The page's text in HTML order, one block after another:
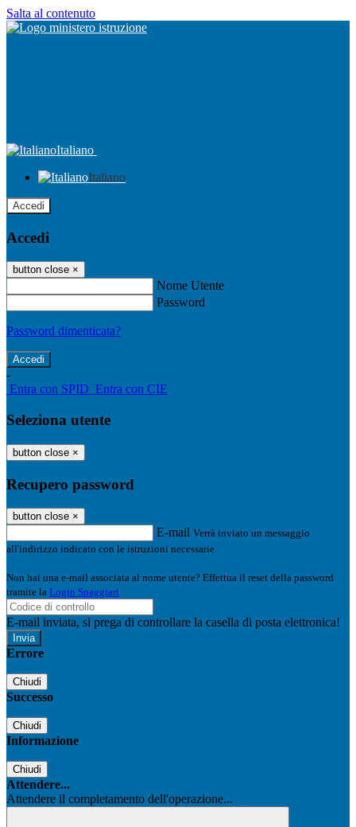
Salta al contenuto
Italiano
Italiano
Accedi
Accedi
button close ×
Nome Utente
Password
Password dimenticata?
-
Entra con SPID Entra con CIE
Seleziona utente
button close ×
Recupero password
button close ×
E-mail Verrà inviato un messaggio
all'indirizzo indicato con le istruzioni necessarie.
Non hai una e-mail associata al nome utente? Effettua il reset della password
tramite la Login Spaggiari
E-mail inviata, si prega di controllare la casella di posta elettronica!
Errore
Chiudi
Successo
Chiudi
Informazione
Chiudi
Attendere...
Attendere il completamento dell'operazione...